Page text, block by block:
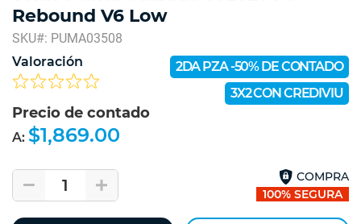
Rebound V6 Low
SKU#: PUMA03508
Valoración
Precio de contado
A: $1,869.00
1
2DA PZA -50% DE CONTADO
3X2 CON CREDIVIU
COMPRA
100% SEGURA